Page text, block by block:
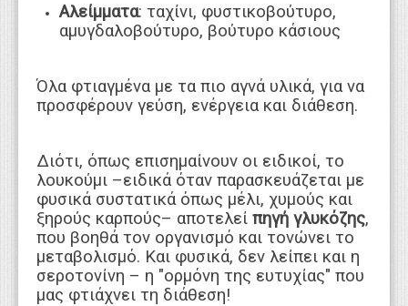
Αλείμματα: ταχίνι, φυστικοβούτυρο,
αμυγδαλοβούτυρο, βούτυρο κάσιους
Όλα φτιαγμένα με τα πιο αγνά υλικά, για να
προσφέρουν γεύση, ενέργεια και διάθεση.
Διότι, όπως επισημαίνουν οι ειδικοί, το
λουκούμι –ειδικά όταν παρασκευάζεται με
φυσικά συστατικά όπως μέλι, χυμούς και
ξηρούς καρπούς– αποτελεί πηγή γλυκόζης,
που βοηθά τον οργανισμό και τονώνει το
μεταβολισμό. Και φυσικά, δεν λείπει και η
σεροτονίνη – η "ορμόνη της ευτυχίας" που
μας φτιάχνει τη διάθεση!